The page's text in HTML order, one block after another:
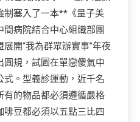
制塞入了一本**《量子美
病院結合中心組織部團
開“我為群眾辦實事”年夜
規，試圖在單戀傻氣中
。型義診運動，近千名
有的物品都必須遵循嚴格
啡豆都必須以五點三比四